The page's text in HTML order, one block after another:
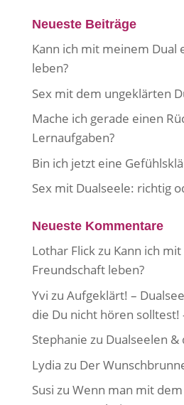
Neueste Beiträge
Kann ich mit meinem Dual
leben?
Sex mit dem ungeklärten
Mache ich gerade einen
Lernaufgaben?
Bin ich jetzt eine
Sex mit Dualseele: richtig
Neueste Kommentare
Lothar Flickzu Kann ich
Freundschaft leben?
Yvi zu Aufgeklärt! –
die Du nicht hören solltest!
Stephanie zu Dualseelen &
Lydia zu Der
Susi zu Wenn man mit